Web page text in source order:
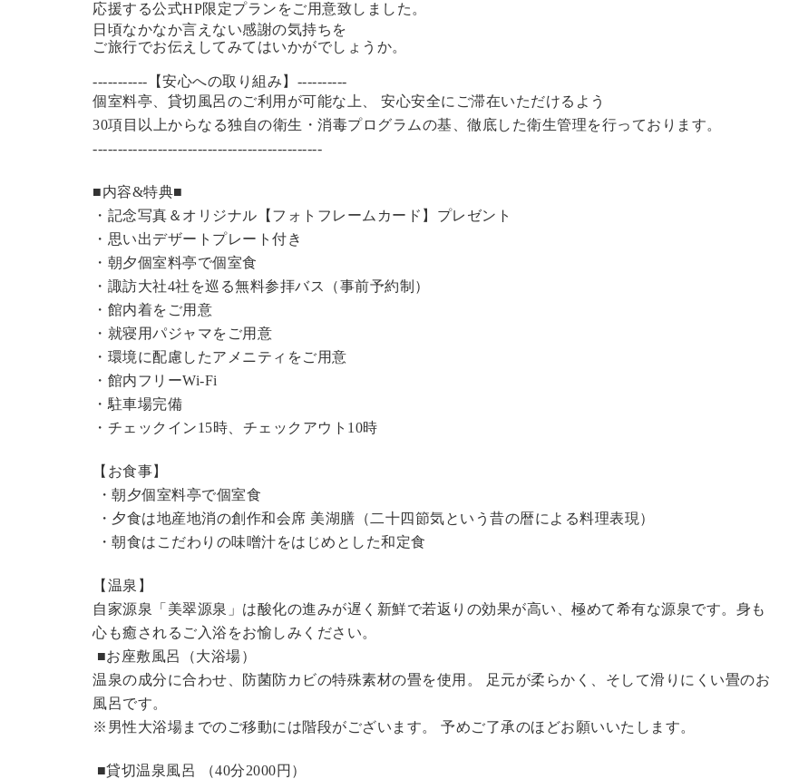
応援する公式HP限定プランをご用意致しました。
日頃なかなか言えない感謝の気持ちを
ご旅行でお伝えしてみてはいかがでしょうか。
-----------【安心への取り組み】----------
個室料亭、貸切風呂のご利用が可能な上、 安心安全にご滞在いただけるよう
30項目以上からなる独自の衛生・消毒プログラムの基、徹底した衛生管理を行っております。
----------------------------------------------
■内容&特典■
・記念写真＆オリジナル【フォトフレームカード】プレゼント
・思い出デザートプレート付き
・朝夕個室料亭で個室食
・諏訪大社4社を巡る無料参拝バス（事前予約制）
・館内着をご用意
・就寝用パジャマをご用意
・環境に配慮したアメニティをご用意
・館内フリーWi-Fi
・駐車場完備
・チェックイン15時、チェックアウト10時
【お食事】
・朝夕個室料亭で個室食
・夕食は地産地消の創作和会席 美湖膳（二十四節気という昔の暦による料理表現）
・朝食はこだわりの味噌汁をはじめとした和定食
【温泉】
自家源泉「美翠源泉」は酸化の進みが遅く新鮮で若返りの効果が高い、極めて希有な源泉です。身も
心も癒されるご入浴をお愉しみください。
■お座敷風呂（大浴場）
温泉の成分に合わせ、防菌防カビの特殊素材の畳を使用。 足元が柔らかく、そして滑りにくい畳のお
風呂です。
※男性大浴場までのご移動には階段がございます。 予めご了承のほどお願いいたします。
■貸切温泉風呂 （40分2000円 ）